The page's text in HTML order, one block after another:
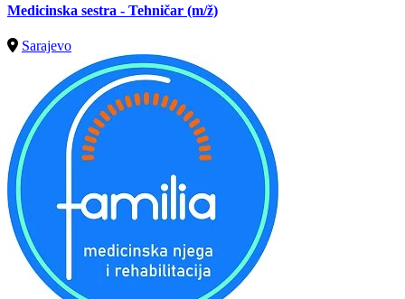
Medicinska sestra - Tehničar (m/ž)
Sarajevo